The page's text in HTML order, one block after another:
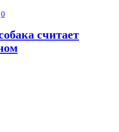
0
считает